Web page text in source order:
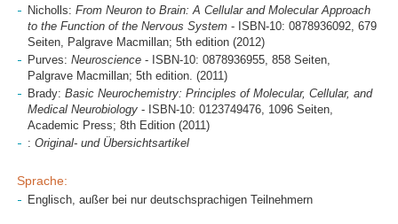
Nicholls: From Neuron to Brain: A Cellular and Molecular Approach
to the Function of the Nervous System - ISBN-10: 0878936092, 679
Seiten, Palgrave Macmillan; 5th edition (2012)
Purves: Neuroscience - ISBN-10: 0878936955, 858 Seiten,
Palgrave Macmillan; 5th edition. (2011)
Brady: Basic Neurochemistry: Principles of Molecular, Cellular, and
Medical Neurobiology - ISBN-10: 0123749476, 1096 Seiten,
Academic Press; 8th Edition (2011)
: Original- und Übersichtsartikel
Sprache:
Englisch, außer bei nur deutschsprachigen Teilnehmern